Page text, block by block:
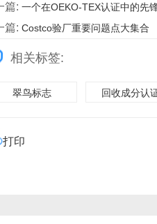
篇: 一个在OEKO-TEX认证中的
篇: Costco验厂重要问题点大集合
相关标签:
翠鸟标志 回收成分认
打印